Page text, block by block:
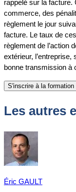
rappelé sur la facture.
commerce, des
règlement le jour
facture. Le taux de
règlement de l’action
extérieur, l’entreprise,
bonne transmission à
Les autres
Éric GAULT